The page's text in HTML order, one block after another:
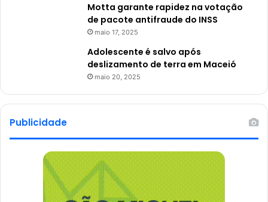
Motta garante rapidez na votação
de pacote antifraude do INSS
maio 17, 2025
Adolescente é salvo após
deslizamento de terra em Maceió
maio 20, 2025
Publicidade